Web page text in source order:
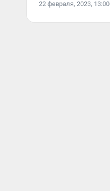
22 февраля, 2023, 13:00